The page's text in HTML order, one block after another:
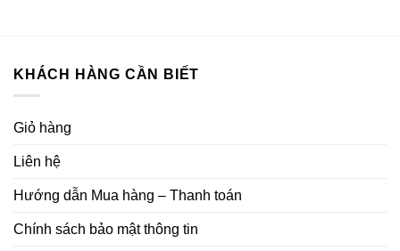
KHÁCH HÀNG CẦN BIẾT
Giỏ hàng
Liên hệ
Hướng dẫn Mua hàng – Thanh toán
Chính sách bảo mật thông tin